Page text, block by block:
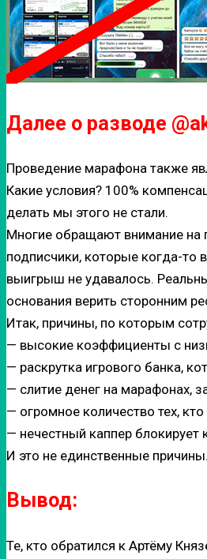
Далее о разводе
Проведение марафона также
Какие условия? 100%
делать мы этого не стали.
Многие обращают внимание на
подписчики, которые когда-то
выигрыш не удавалось.
основания верить сторонним
Итак, причины, по которым
— высокие коэффициенты с
— раскрутка игрового банка,
— слитие денег на марафонах,
— огромное количество тех,
— нечестный каппер блокирует
И это не единственные
Вывод:
Те, кто обратился к Артёму